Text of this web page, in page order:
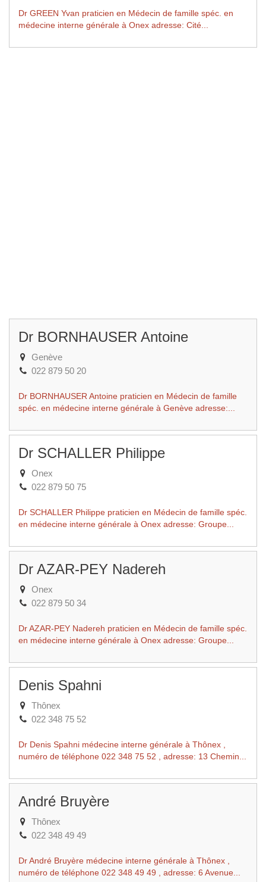
Dr GREEN Yvan praticien en Médecin de famille spéc. en
médecine interne générale à Onex adresse: Cité...
Dr BORNHAUSER Antoine
Genève
022 879 50 20
Dr BORNHAUSER Antoine praticien en Médecin de famille
spéc. en médecine interne générale à Genève adresse:...
Dr SCHALLER Philippe
Onex
022 879 50 75
Dr SCHALLER Philippe praticien en Médecin de famille spéc.
en médecine interne générale à Onex adresse: Groupe...
Dr AZAR-PEY Nadereh
Onex
022 879 50 34
Dr AZAR-PEY Nadereh praticien en Médecin de famille spéc.
en médecine interne générale à Onex adresse: Groupe...
Denis Spahni
Thônex
022 348 75 52
Dr Denis Spahni médecine interne générale à Thônex ,
numéro de téléphone 022 348 75 52 , adresse: 13 Chemin...
André Bruyère
Thônex
022 348 49 49
Dr André Bruyère médecine interne générale à Thônex ,
numéro de téléphone 022 348 49 49 , adresse: 6 Avenue...